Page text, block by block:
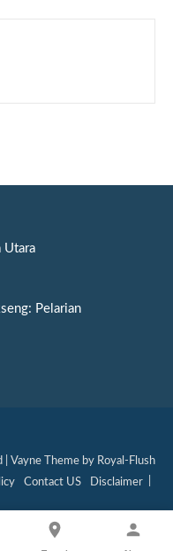
Utara
Pelarian
Vayne Theme by Royal-Flush
Contact US Disclaimer